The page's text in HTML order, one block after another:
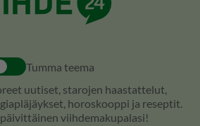
Tumma teema
uutiset, starojen haastattelut,
horoskooppi ja reseptit.
viihdemakupalasi!